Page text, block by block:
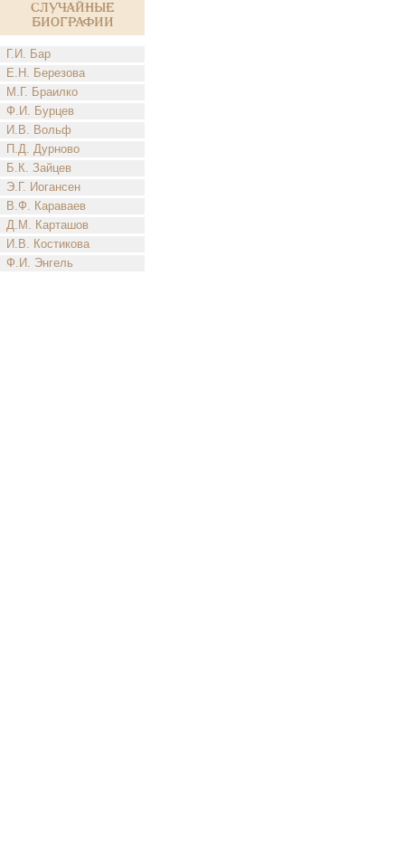
Случайные
биографии
Г.И. Бар
Е.Н. Березова
М.Г. Браилко
Ф.И. Бурцев
И.В. Вольф
П.Д. Дурново
Б.К. Зайцев
Э.Г. Иогансен
В.Ф. Караваев
Д.М. Карташов
И.В. Костикова
Ф.И. Энгель